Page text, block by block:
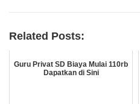
Related Posts:
Guru Privat SD Biaya Mulai 110rb
Dapatkan di Sini